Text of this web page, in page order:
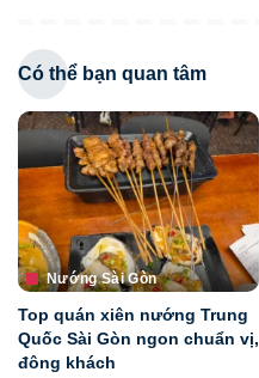
Có thể bạn quan tâm
Nướng Sài Gòn
Top quán xiên nướng Trung
Quốc Sài Gòn ngon chuẩn vị,
đông khách